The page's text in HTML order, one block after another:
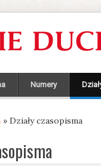
Numery
» Działy czasopisma